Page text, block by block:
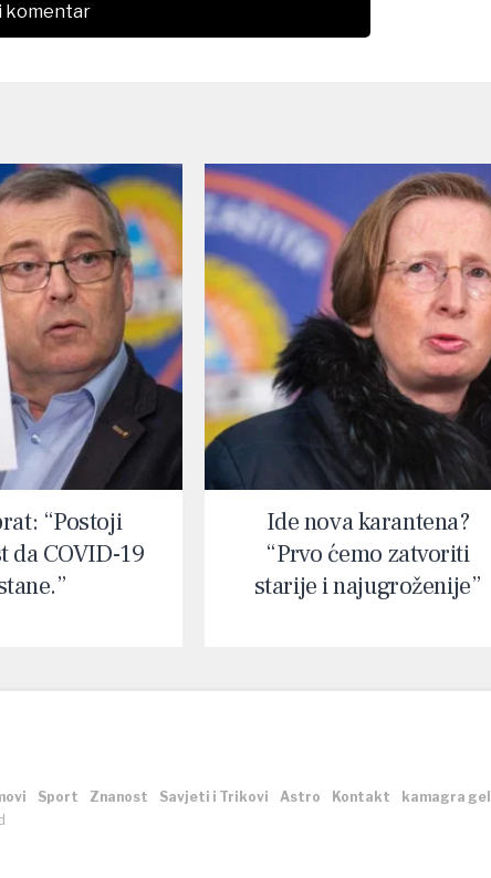
komentar
“Postoji
da COVID-19
Ide nova karantena?
“Prvo ćemo zatvoriti
starije i najugroženije”
Sport Znanost Savjeti i Trikovi Astro Kontakt kamagra gel